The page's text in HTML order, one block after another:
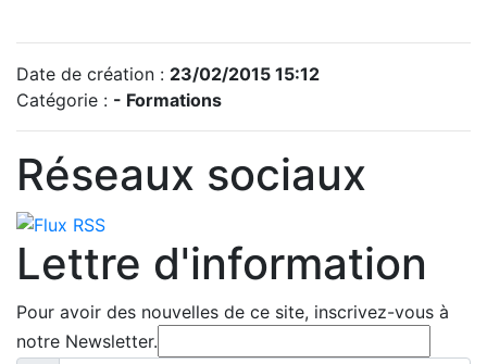
Date de création : 23/02/2015 15:12
Catégorie : - Formations
Réseaux sociaux
Lettre d'information
Pour avoir des nouvelles de ce site, inscrivez-vous à
notre Newsletter.